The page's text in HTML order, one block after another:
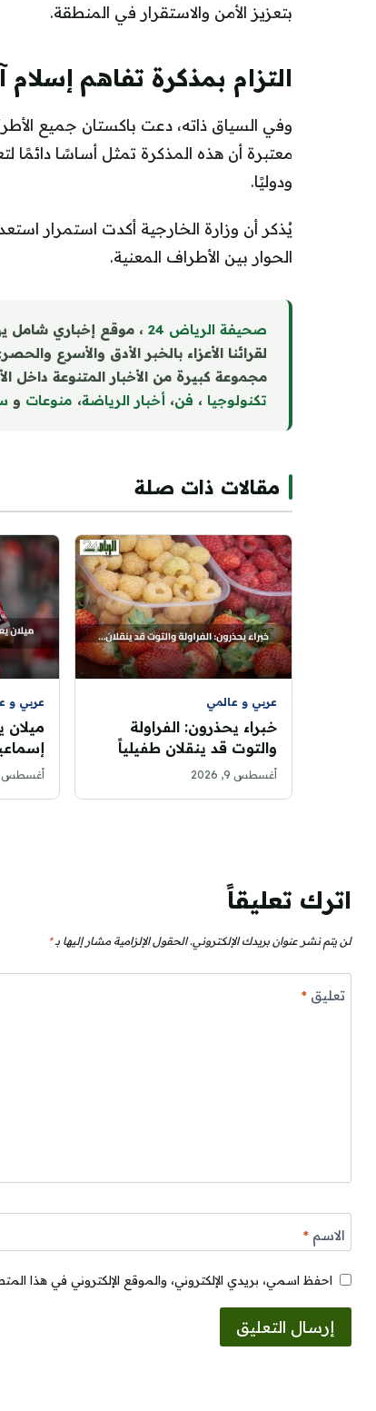
بتعزيز الأمن والاستقرار في المنطقة.
التزام بمذكرة تفاهم إسلام
وفي السياق ذاته، دعت باكستان جميع
معتبرة أن هذه المذكرة تمثل أساسًا دائمًا
ودوليًا.
يُذكر أن وزارة الخارجية أكدت استمرار
الحوار بين الأطراف المعنية.
صحيفة الرياض 24
، موقع إخباري شامل
لقرائنا الأعزاء بالخبر الأدق والأسرع
مجموعة كبيرة من الأخبار المتنوعة داخل
تكنولوجيا ، فن، أخبار الرياضة، منوعات و
مقالات ذات صلة
عربي و عالمي
خبراء يحذرون: الفراولة
والتوت قد ينقلان طفيلياً
يسبب إسهالاً حاداً
أغسطس 9, 2026
عربي و
أغسطس 9, 2026
اترك تعليقاً
لن يتم نشر عنوان بريدك الإلكتروني. الحقول الإلزامية مشار إليها بـ*
تعليق*
الاسم*
احفظ اسمي، بريدي الإلكتروني، والموقع الإلكتروني في هذا